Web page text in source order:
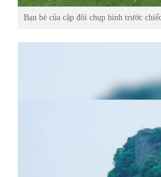
Bạn bè của cặp đôi chụp hình trước